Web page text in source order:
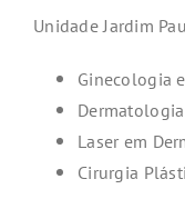
Unidade Jardim
Ginecologia
Laser em
Cirurgia